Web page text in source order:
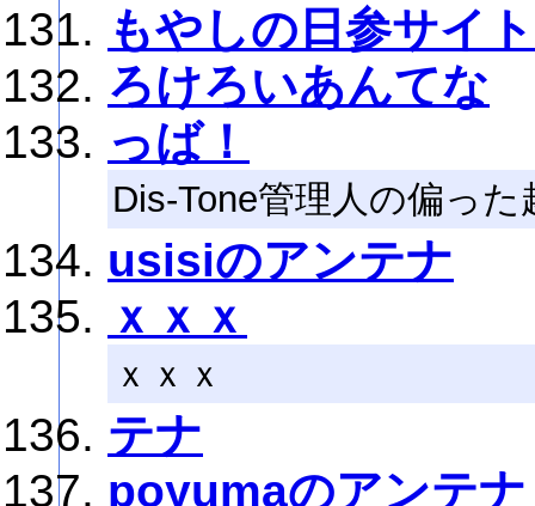
もやしの日参サイ
ろけろいあんてな
っば！
Dis-Tone管理人の偏っ
usisiのアンテナ
ｘｘｘ
ｘｘｘ
テナ
poyumaのアンテナ